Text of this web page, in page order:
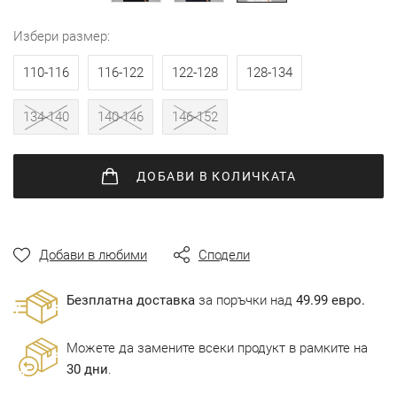
избери размер
110-116 116-122 122-128 128-134
134-140 140-146 146-152
ДОБАВИ В КОЛИЧКАТА
Добави в любими Сподели
Безплатна доставка за поръчки над 49.99 евро.
Можете да замените всеки продукт в рамките на
30 дни.